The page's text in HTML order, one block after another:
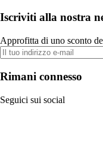
Iscriviti alla nostra
Approfitta di uno sconto
Rimani connesso
Seguici sui social